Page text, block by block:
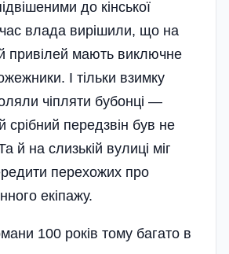
до кінської
влада вирішили, що на
привілей мають виключне
І тільки взимку
чіпляти бубонці —
срібний передзвін був не
й на слизькій вулиці міг
перехожих про
екіпажу.
100 років тому багато в